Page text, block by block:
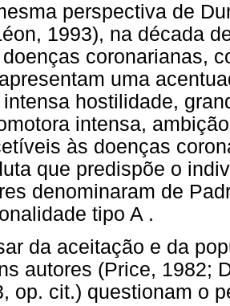
perspectiva de
1993), na década
coronarianas,
uma
intensa hostilidade,
intensa,
às doenças
que predispõe o
denominaram de
tipo A .
da aceitação e da
autores (Price, 1982;
op. cit.) questionam o